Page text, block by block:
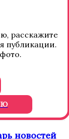
расскажите
публикации.
новостей